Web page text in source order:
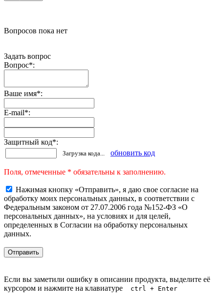
Вопросов пока нет
Задать вопрос
Вопрос*:
Ваше имя*:
E-mail*:
Защитный код*:
Загрузка кода... обновить код
Поля, отмеченные * обязательны к заполнению.
Нажимая кнопку «Отправить», я даю свое согласие на
обработку моих персональных данных, в соответствии с
Федеральным законом от 27.07.2006 года №152-ФЗ «О
персональных данных», на условиях и для целей,
определенных в Согласии на обработку персональных
данных.
Если вы заметили ошибку в описании продукта, выделите её
курсором и нажмите на клавиатуре
ctrl + Enter